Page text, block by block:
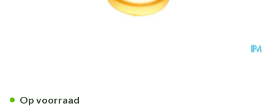
Op voorraad